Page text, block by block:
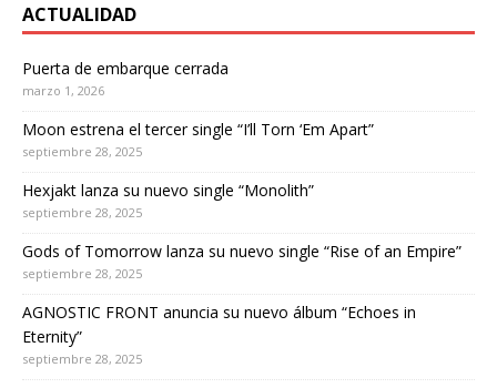
ACTUALIDAD
Puerta de embarque cerrada
marzo 1, 2026
Moon estrena el tercer single “I’ll Torn ‘Em Apart”
septiembre 28, 2025
Hexjakt lanza su nuevo single “Monolith”
septiembre 28, 2025
Gods of Tomorrow lanza su nuevo single “Rise of an Empire”
septiembre 28, 2025
AGNOSTIC FRONT anuncia su nuevo álbum “Echoes in
Eternity”
septiembre 28, 2025